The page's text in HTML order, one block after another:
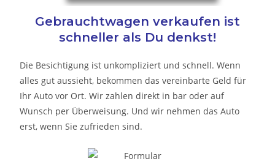
Gebrauchtwagen verkaufen ist
schneller als Du denkst!
Die Besichtigung ist unkompliziert und schnell. Wenn
alles gut aussieht, bekommen das vereinbarte Geld für
Ihr Auto vor Ort. Wir zahlen direkt in bar oder auf
Wunsch per Überweisung. Und wir nehmen das Auto
erst, wenn Sie zufrieden sind.